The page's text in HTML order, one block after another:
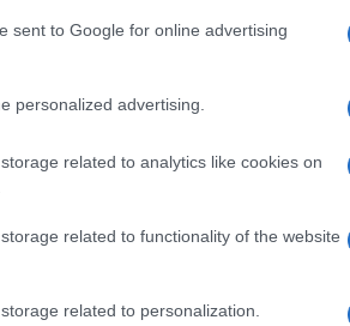
sent to Google for online advertising
personalized advertising.
related to analytics like cookies on
related to functionality of the website
related to personalization.
Savini . Al momento non